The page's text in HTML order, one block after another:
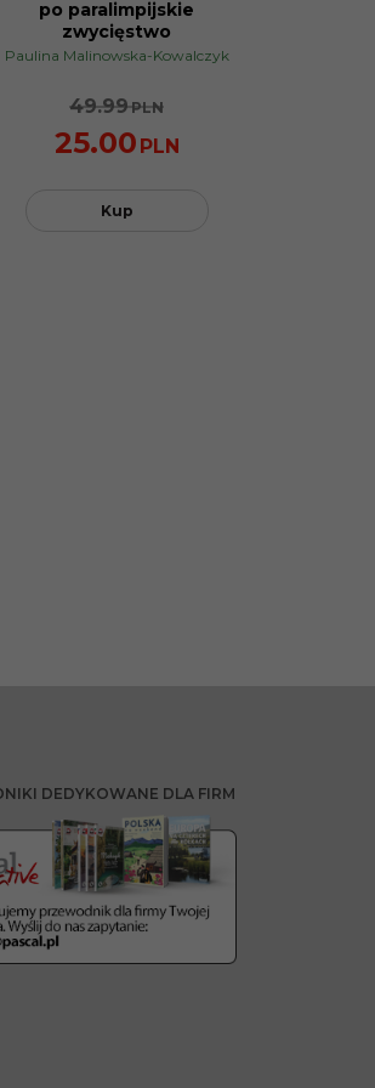
po paralimpijskie
zwycięstwo
Paulina Malinowska-Kowalczyk
49.99PLN
25.00 PLN
Kup
DEDYKOWANE DLA FIRM